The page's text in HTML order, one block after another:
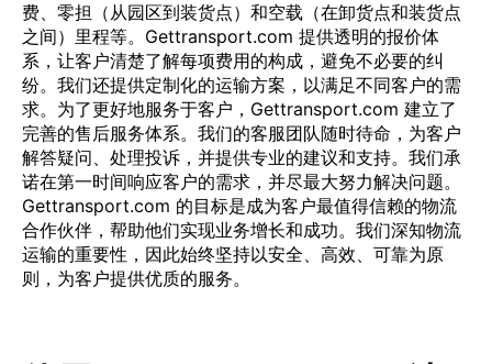
费、零担（从园区到装货点）和空载（在卸货点和装货点
之间）里程等。Gettransport.com 提供透明的报价体
系，让客户清楚了解每项费用的构成，避免不必要的纠
纷。我们还提供定制化的运输方案，以满足不同客户的需
求。为了更好地服务于客户，Gettransport.com 建立了
完善的售后服务体系。我们的客服团队随时待命，为客户
解答疑问、处理投诉，并提供专业的建议和支持。我们承
诺在第一时间响应客户的需求，并尽最大努力解决问题。
Gettransport.com 的目标是成为客户最值得信赖的物流
合作伙伴，帮助他们实现业务增长和成功。我们深知物流
运输的重要性，因此始终坚持以安全、高效、可靠为原
则，为客户提供优质的服务。